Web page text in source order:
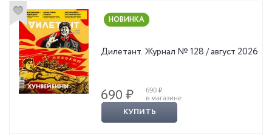
Отечественной войны прапрадеда помещик. Что же, возможно:
фамилия и впрямь гремела по Европе.
● Гвардейцы Наполеона — Медвежьи шапки, покрытые шрамами
лица, блеск серьги в ухе, седеющие усы. А на трёхцветном флаге
вытканы золотом главы славной истории — Маренго и Аустерлиц,
Ульм, Йена и Фридланд, Мадрид, Вена и Москва. Слабоумие или
отвага? — Что руководило маршалом Неем, когда он вскочил в
седло и сам повёл в атаку тяжёлую французскую конницу? А что
побудило шотландского волынщика Кеннета МакКея выйти из
ощетинившегося штыками каре и на виду у наступающих
НОВИНКА
Дилетант. Журнал № 128 / август 2026
690 ₽
690 ₽
в магазине
КУПИТЬ